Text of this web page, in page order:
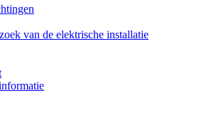
van de elektrische installatie